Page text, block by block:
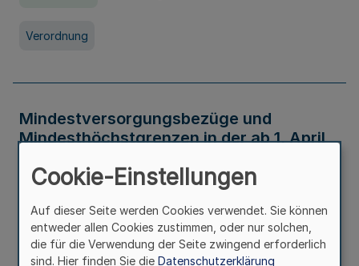
Verordnung
Mindestversorgungsbezüge und
Mindesthöchstgrenzen in der ab 1. April
Verwaltungsvorschrift
Cookie-Einstellungen
Auf dieser Seite werden Cookies verwendet. Sie können
entweder allen Cookies zustimmen, oder nur solchen,
die für die Verwendung der Seite zwingend erforderlich
sind. Hier finden Sie die Datenschutzerklärung